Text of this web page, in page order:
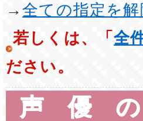
→全ての指定を解
若しくは、「全
ださい。
声優